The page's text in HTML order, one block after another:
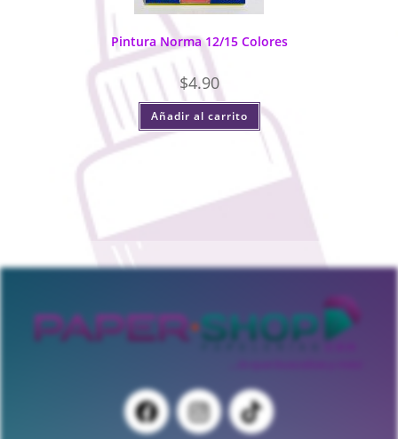
Pintura Norma 12/15 Colores
$4.90
Añadir al carrito